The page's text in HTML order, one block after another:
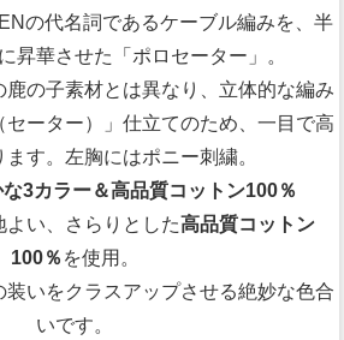
の代名詞であるケーブル編みを、半
昇華させた「ポロセーター」。
の子素材とは異なり、立体的な編み
ーター）」仕立てのため、一目で高
す。左胸にはポニー刺繍。
3カラー＆高品質コットン100％
い、さらりとした高品質コットン
100％ を使用。
装いをクラスアップさせる絶妙な色合
いです。